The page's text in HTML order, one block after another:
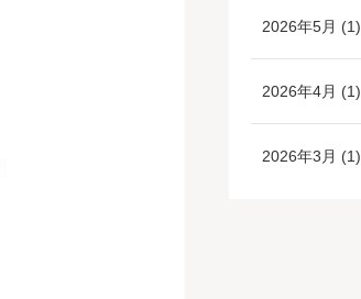
2026年5月 (1)
2026年4月 (1)
2026年3月 (1)